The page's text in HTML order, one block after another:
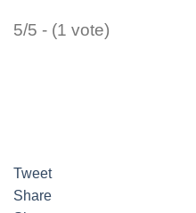
5/5 - (1 vote)
Tweet
Share